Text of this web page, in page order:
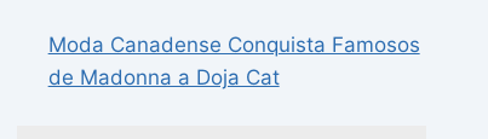
Moda Canadense Conquista Famosos
de Madonna a Doja Cat